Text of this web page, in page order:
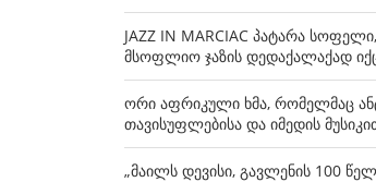
JAZZ IN MARCIAC პატარა
მსოფლიო ჯაზის დედაქალაქად
ორი აფრიკული ხმა, რომელმაც
თავისუფლებისა და იმედის
„მაილს დევისი, გავლენის 100